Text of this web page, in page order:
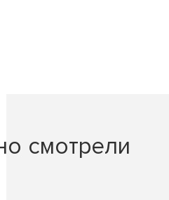
смотрели